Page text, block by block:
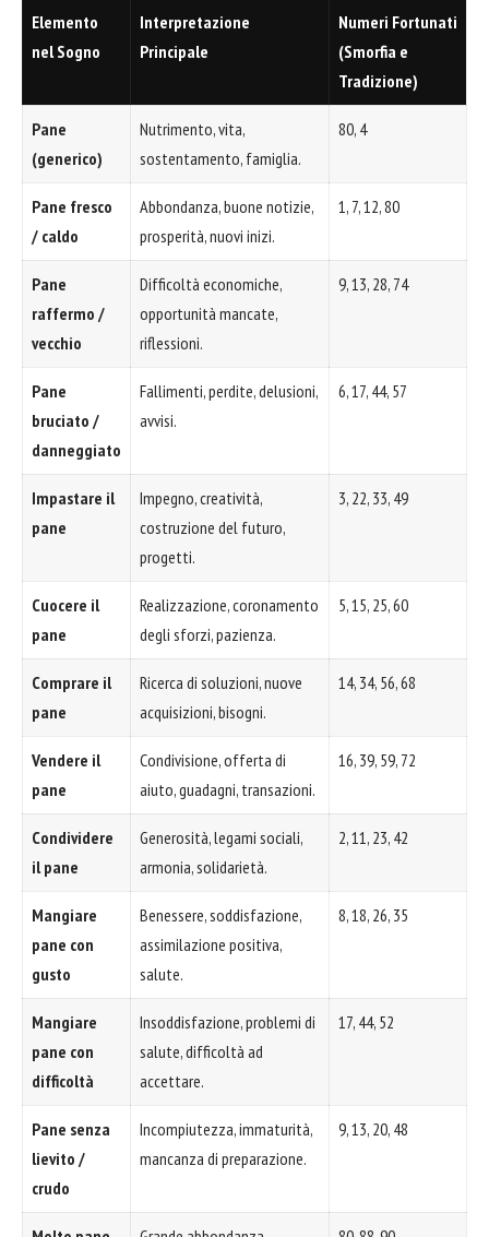
Elemento
nel Sogno
Interpretazione
Principale
Numeri Fortunati
(Smorfia e
Tradizione)
Pane
(generico)
Nutrimento, vita,
sostentamento, famiglia.
80, 4
Pane fresco
/ caldo
Abbondanza, buone notizie,
prosperità, nuovi inizi.
1, 7, 12, 80
Pane
raffermo /
vecchio
Difficoltà economiche,
opportunità mancate,
riflessioni.
9, 13, 28, 74
Pane
bruciato /
danneggiato
Fallimenti, perdite, delusioni,
avvisi.
6, 17, 44, 57
Impastare il
pane
Impegno, creatività,
costruzione del futuro,
progetti.
3, 22, 33, 49
Cuocere il
pane
Realizzazione, coronamento
degli sforzi, pazienza.
5, 15, 25, 60
Comprare il
pane
Ricerca di soluzioni, nuove
acquisizioni, bisogni.
14, 34, 56, 68
Vendere il
pane
Condivisione, offerta di
aiuto, guadagni, transazioni.
16, 39, 59, 72
Condividere
il pane
Generosità, legami sociali,
armonia, solidarietà.
2, 11, 23, 42
Mangiare
pane con
gusto
Benessere, soddisfazione,
assimilazione positiva,
salute.
8, 18, 26, 35
Mangiare
pane con
difficoltà
Insoddisfazione, problemi di
salute, difficoltà ad
accettare.
17, 44, 52
Pane senza
lievito /
crudo
Incompiutezza, immaturità,
mancanza di preparazione.
9, 13, 20, 48